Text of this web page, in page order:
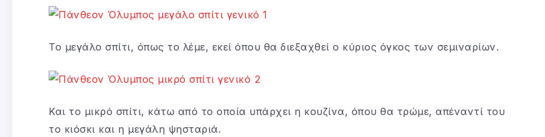
Το μεγάλο σπίτι, όπως το λέμε, εκεί όπου θα διεξαχθεί ο κύριος όγκος των σεμιναρίων.
Και το μικρό σπίτι, κάτω από το οποία υπάρχει η κουζίνα, όπου θα τρώμε, απέναντί του
το κιόσκι και η μεγάλη ψησταριά.